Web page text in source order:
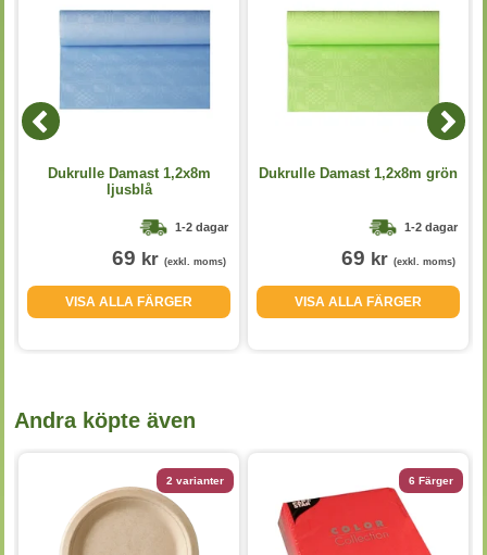
Dukrulle Damast 1,2x8m
ljusblå
1-2 dagar
69 kr (exkl. moms)
VISA ALLA FÄRGER
Dukrulle Damast 1,2x8m grön
1-2 dagar
69 kr (exkl. moms)
VISA ALLA FÄRGER
Andra köpte även
2 varianter 6 Färger